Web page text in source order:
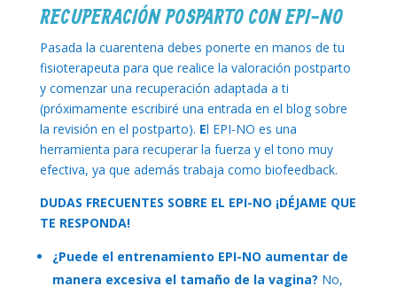
RECUPERACIÓN POSPARTO CON EPI-NO
Pasada la cuarentena debes ponerte en manos de tu
fisioterapeuta para que realice la valoración postparto
y comenzar una recuperación adaptada a ti
(próximamente escribiré una entrada en el blog sobre
la revisión en el postparto). El EPI-NO es una
herramienta para recuperar la fuerza y el tono muy
efectiva, ya que además trabaja como biofeedback.
DUDAS FRECUENTES SOBRE EL EPI-NO ¡DÉJAME QUE
TE RESPONDA!
¿Puede el entrenamiento EPI-NO aumentar de
manera excesiva el tamaño de la vagina? No,